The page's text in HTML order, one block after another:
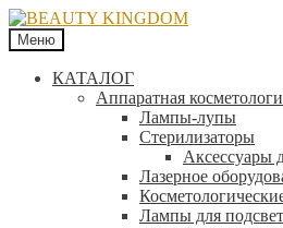
Меню
КАТАЛОГ
Аппаратная
Лампы-лупы
Стерилизаторы
Аксессуары
Лазерное
Лампы для